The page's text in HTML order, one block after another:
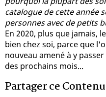
catalogue de cette année
personnes avec de petits
En 2020, plus que jamais,
bien chez soi, parce que
nouveau amené à y
des prochains mois...
Partager ce Contenu